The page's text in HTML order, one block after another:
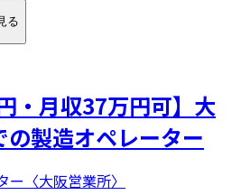
る
・月収37万円可】大
の製造オペレーター
〈大阪営業所〉